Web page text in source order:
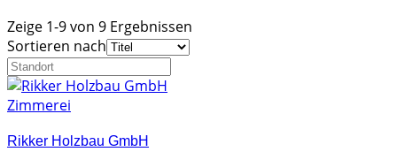
Zeige 1-9 von 9 Ergebnissen
Sortieren nach
Zimmerei
Rikker Holzbau GmbH